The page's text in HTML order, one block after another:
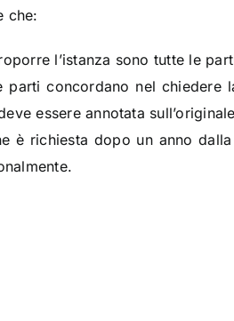
che:
l’istanza sono tutte le
parti concordano nel
essere annotata
è richiesta dopo un anno